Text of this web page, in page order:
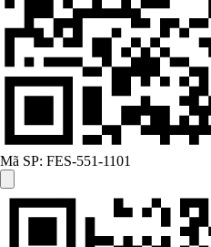
Mã SP: FES-551-1101